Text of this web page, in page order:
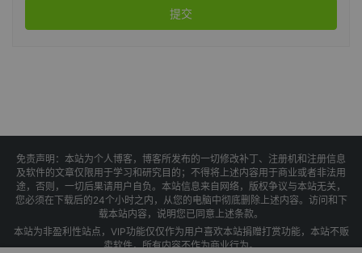
提交
免责声明：本站为个人博客，博客所发布的一切修改补丁、注册机和注册信息
及软件的文章仅限用于学习和研究目的；不得将上述内容用于商业或者非法用
途，否则，一切后果请用户自负。本站信息来自网络，版权争议与本站无关，
您必须在下载后的24个小时之内，从您的电脑中彻底删除上述内容。访问和下
载本站内容，说明您已同意上述条款。
本站为非盈利性站点，VIP功能仅仅作为用户喜欢本站捐赠打赏功能，本站不贩
卖软件，所有内容不作为商业行为。